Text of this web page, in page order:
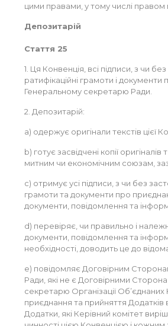
цими правами, у тому числі правом
Депозитарій
Стаття 25
1. Ця Конвенція, всі підписи, з чи
ратифікаційні грамоти і
Генеральному секретарю Ради.
2. Депозитарій:
a) одержує оригінали текстів цієї
b) готує засвідчені копії оригіналів
митним чи економічним союзам,
c) отримує усі підписи, з чи без
грамоти та документи про
документи, повідомлення та
d) перевіряє, чи правильно і
документи, повідомлення та
необхідності, доводить це до
e) повідомляє Договірним
Ради, які не є Договірними
секретарю Організації Об’єднаних
приєднання та прийняття Додатків
Додатки, які Керівний комітет